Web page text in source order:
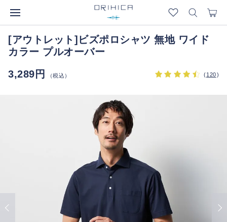
[アウトレット]ビズポロシャツ 無地 ワイド
カラー プルオーバー
3,289円
（税込） (120)